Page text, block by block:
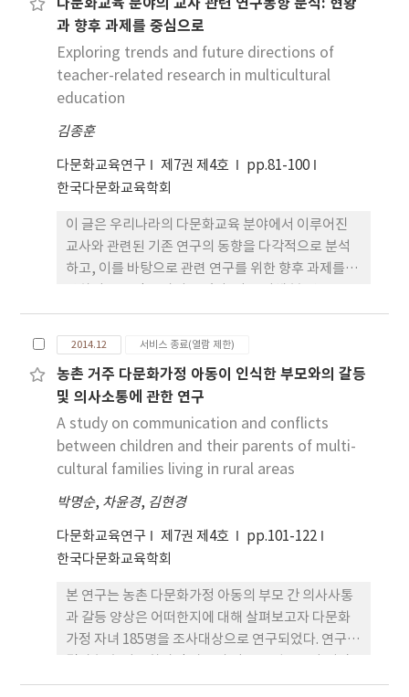
하여 학기 및 학년 초에 각 학습자의 문화 및 학습 다
양성에 대한 조사 자료를 확보하고 이것을 수업 설계
·실행에 반영할 수 있어야 한다. 그러한 수업을 설계
하고 실행하는 교사의 자질육성을 위한 예비 및 현직
교사 교육 및 연수 기관의 교육과정 운영 역시 필요하
다.
하고 다문화시대 환경 변화와 연계한 병영환경을 구
축하여 다문화군대에 부합된 병영정책을 제시하는데
목적을 두고 작성하였다. 우리 군의 다문화군대에 대
비한 병영정책은 다문화장병의 증가에 따라 수용성이
확장되는 조건과 시기를 고려하여 3단계로 추진되어
완, 다문화군대 수용기반 구축, 다문화장병 역량향
상, 군내 다문화가족 지원 등에 초점을 맞추어 계획성
있게 추진되어야 할 것으로 판단된다.
다문화교육 분야의 교사 관련 연구동향 분석: 현황
과 향후 과제를 중심으로
Exploring trends and future directions of
teacher-related research in multicultural
education
김종훈
다문화교육연구 제7권 제4호
pp.81-100
한국다문화교육학회
이 글은 우리나라의 다문화교육 분야에서 이루어진
교사와 관련된 기존 연구의 동향을 다각적으로 분석
하고, 이를 바탕으로 관련 연구를 위한 향후 과제를 제
‘다문화교육’과 ‘교사’를 주제어로 국내 선행
연구를 검색하여, 2003년부터 2013년까지 등재지 및
등재후보지에 발표된 학술논문 212편을 내용분석의
방법을 통해 분석하였다. 연구 결과, 연구주제 측면에
서는 다문화교육과 관련된 교사의 개념 및 인식에 대
한 연구가 가장 활발하게 진행되었고, 연구대상의 측
면에서는 유아교육 분야에서 관련 연구가 가장 많이
수행되었으며, 연구방법의 측면에서는 양적 연구방
드러났다. 이러한 연구결과의 시사점으로, 본 연구는
연구주제의 다양화를 위한 학계의 노력이 요구되며
이를 위한 하나의 방안으로서 기존에 널리 소개된 다
락에 맞게 연구해 갈 필요가 있고, 연구대상의 확대를
위해 향후 지속적으로 증가할 것으로 예상되는 중·
고등학교 다문화가정 자녀들과 관련이 있는 교사들을
구방법 간의 균형을 위해 질적 연구방법을 통해 다문
2014.12 서비스 종료(열람 제한)
농촌 거주 다문화가정 아동이 인식한 부모와의 갈등
및 의사소통에 관한 연구
A study on communication and conflicts
between children and their parents of multi-
cultural families living in rural areas
박명순, 차윤경, 김현경
다문화교육연구 제7권 제4호
pp.101-122
한국다문화교육학회
본 연구는 농촌 다문화가정 아동의 부모 간 의사사통
과 갈등 양상은 어떠한지에 대해 살펴보고자 다문화
가정 자녀 185명을 조사대상으로 연구되었다. 연구
다. 갈등요인 중 가족관계 갈등이 가장 높았으며, 그